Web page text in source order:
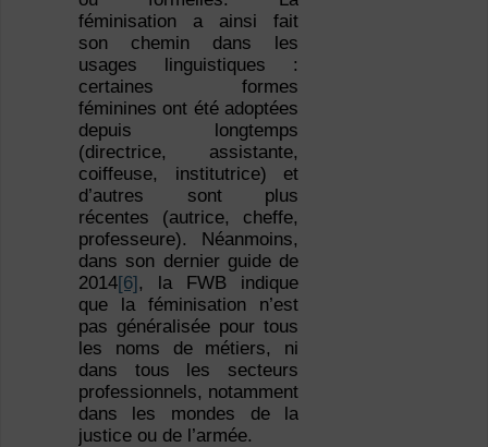
féminisation a ainsi fait
son chemin dans les
usages linguistiques :
certaines formes
féminines ont été adoptées
depuis longtemps
(directrice, assistante,
coiffeuse, institutrice) et
d’autres sont plus
récentes (autrice, cheffe,
professeure). Néanmoins,
dans son dernier guide de
2014[6], la FWB indique
que la féminisation n’est
pas généralisée pour tous
les noms de métiers, ni
dans tous les secteurs
professionnels, notamment
dans les mondes de la
justice ou de l’armée.